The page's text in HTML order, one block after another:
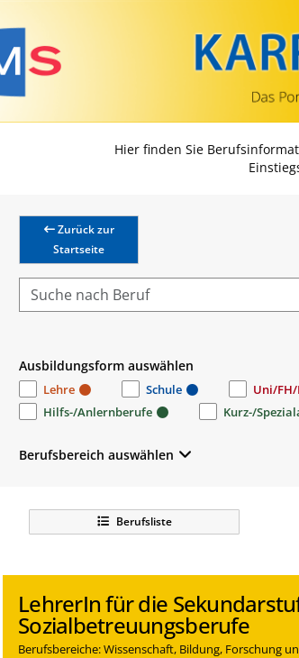
Hier finden Sie
Zurück zur
Startseite
Ausbildungsform auswählen
Lehre Schule
Uni/FH/
Hilfs-/Anlernberufe
Kurz-/
Berufsbereich auswählen
Berufsliste
LehrerIn für die
Sozialbetreuungsberufe
Berufsbereiche: Wissenschaft, Bildung, Forschung